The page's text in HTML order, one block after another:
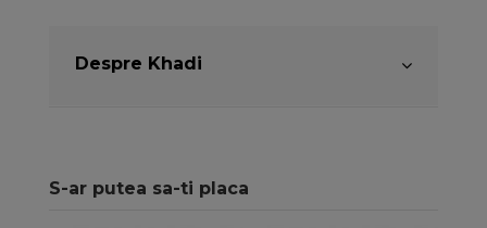
Despre Khadi
S-ar putea sa-ti placa